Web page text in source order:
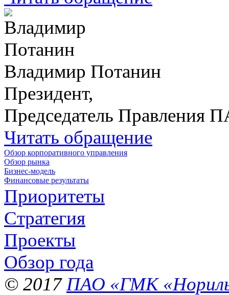
Владимир Потанин
Президент,
Председатель Правления
Читать обращение
Обзор корпоративного управления
Обзор рынка
Бизнес-модель
Финансовые результаты
Приоритеты
Стратегия
Проекты
Обзор года
© 2017 ПАО «ГМК